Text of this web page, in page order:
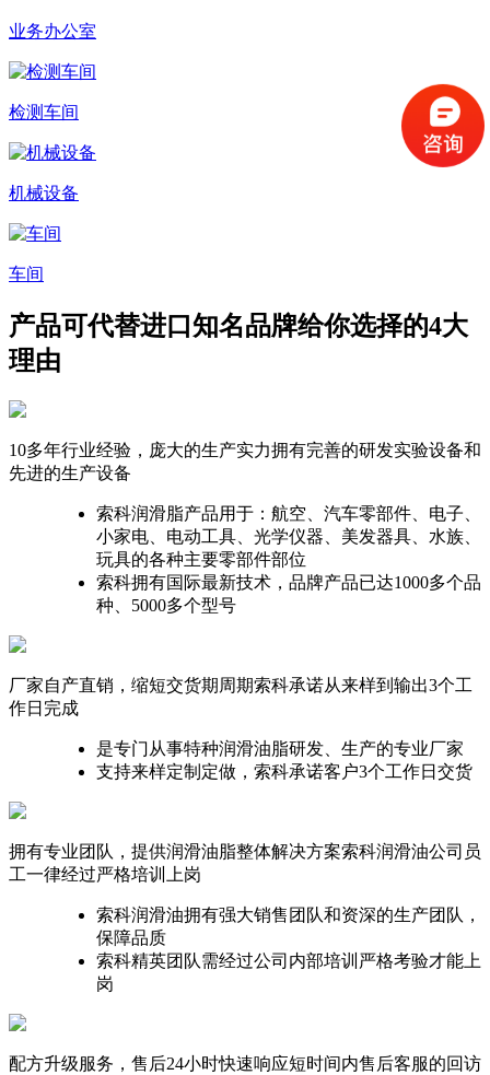
业务办公室
检测车间
机械设备
车间
产品可代替进口知名品牌给你选择的4大
理由
10多年行业经验，庞大的生产实力拥有完善的研发实验设备和
先进的生产设备
索科润滑脂产品用于：航空、汽车零部件、电子、
小家电、电动工具、光学仪器、美发器具、水族、
玩具的各种主要零部件部位
索科拥有国际最新技术，品牌产品已达1000多个品
种、5000多个型号
厂家自产直销，缩短交货期周期索科承诺从来样到输出3个工
作日完成
是专门从事特种润滑油脂研发、生产的专业厂家
支持来样定制定做，索科承诺客户3个工作日交货
拥有专业团队，提供润滑油脂整体解决方案索科润滑油公司员
工一律经过严格培训上岗
索科润滑油拥有强大销售团队和资深的生产团队，
保障品质
索科精英团队需经过公司内部培训严格考验才能上
岗
配方升级服务，售后24小时快速响应短时间内售后客服的回访